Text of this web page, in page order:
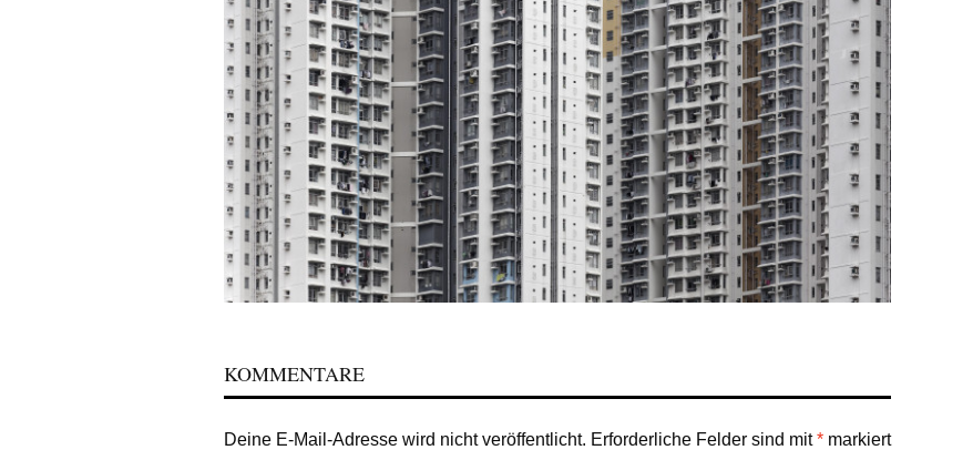
KOMMENTARE
Deine E-Mail-Adresse wird nicht veröffentlicht. Erforderliche Felder sind mit* markiert